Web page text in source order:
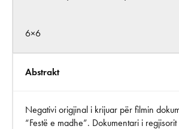
6×6
Abstrakt
Negativi origjinal i krijuar për filmin
“Festë e madhe”. Dokumentari i